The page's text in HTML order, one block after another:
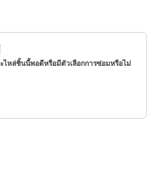
ะไหล่ชิ้นนี้พอดีหรือมีตัวเลือกการซ่อมหรือไม่